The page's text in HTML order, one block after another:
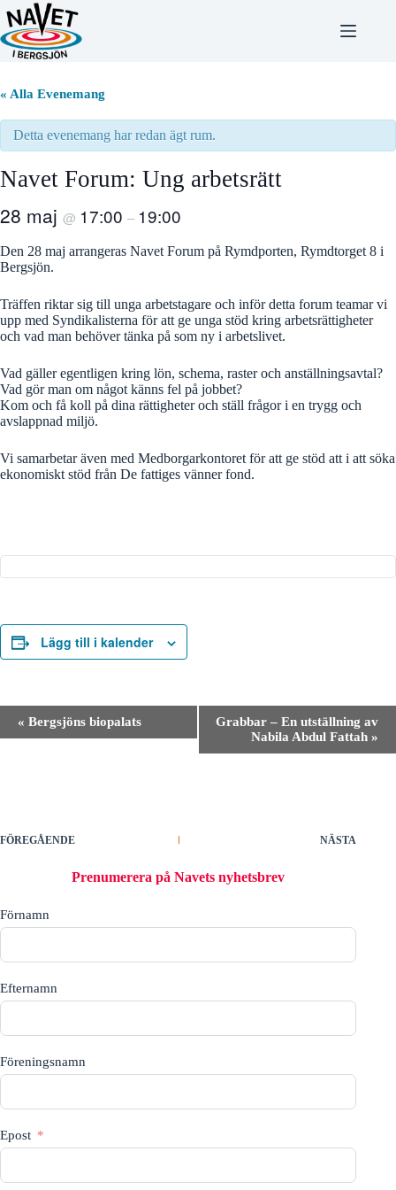
Hoppa
till
innehåll
« Alla Evenemang
Detta evenemang har redan ägt rum.
Navet Forum: Ung arbetsrätt
28 maj @ 17:00 – 19:00
Den 28 maj arrangeras Navet Forum på Rymdporten, Rymdtorget 8 i
Bergsjön.
Träffen riktar sig till unga arbetstagare och inför detta forum teamar vi
upp med Syndikalisterna för att ge unga stöd kring arbetsrättigheter
och vad man behöver tänka på som ny i arbetslivet.
Vad gäller egentligen kring lön, schema, raster och anställningsavtal?
Vad gör man om något känns fel på jobbet?
Kom och få koll på dina rättigheter och ställ frågor i en trygg och
avslappnad miljö.
Vi samarbetar även med Medborgarkontoret för att ge stöd att i att söka
ekonomiskt stöd från De fattiges vänner fond.
Lägg till i kalender
g
i
g
i
n
« Bergsjöns biopalats
Grabbar – En utställning av
Nabila Abdul Fattah »
FÖREGÅENDE NÄSTA
Prenumerera på Navets nyhetsbrev
Förnamn
Efternamn
Föreningsnamn
Epost